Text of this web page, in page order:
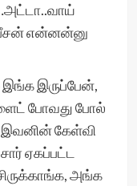
என்னன்னு
இருப்பேன்,
போவது போல்
கேள்வி
ஏகப்பட்ட
அங்க